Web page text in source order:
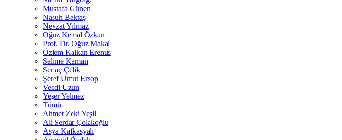
Mustafa Günen
Nasuh Bektaş
Nevzat Yılmaz
Oğuz Kemal Özkan
Prof. Dr. Oğuz Makal
Özlem Kalkan Erenus
Salime Kaman
Sertaç Çelik
Şeref Umut Ersop
Vecdi Uzun
Yeşer Yelmez
Tümü
Ahmet Zeki Yeşil
Ali Serdar Çolakoğlu
Asya Kafkasyalı